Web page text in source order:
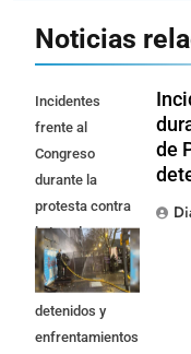
Noticias
Incidentes
frente al
Congreso
durante la
protesta contra
la Ley de
Propiedad
Privada: hubo
detenidos y
enfrentamientos
de